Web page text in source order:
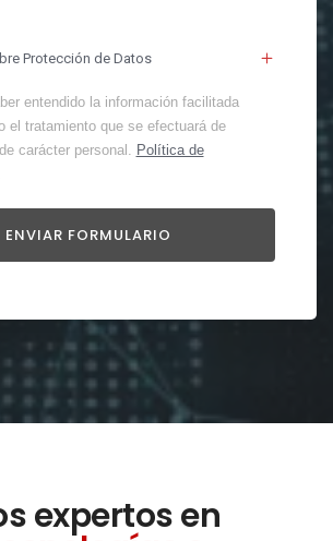
Protección de Datos
entendido la información facilitada
el tratamiento que se efectuará de
carácter personal. Política de
expertos en